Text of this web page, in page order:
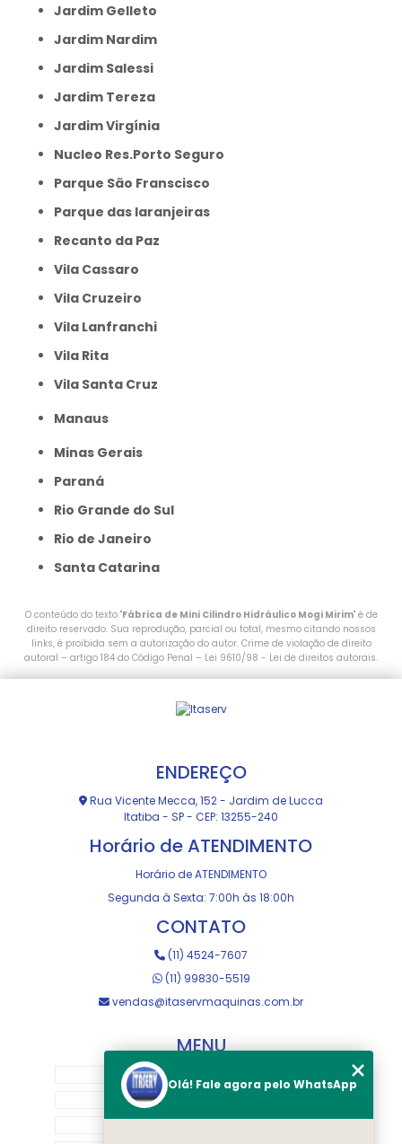
Jardim Gelleto
Jardim Nardim
Jardim Salessi
Jardim Tereza
Jardim Virgínia
Nucleo Res.Porto Seguro
Parque São Franscisco
Parque das laranjeiras
Recanto da Paz
Vila Cassaro
Vila Cruzeiro
Vila Lanfranchi
Vila Rita
Vila Santa Cruz
Manaus
Minas Gerais
Paraná
Rio Grande do Sul
Rio de Janeiro
Santa Catarina
O conteúdo do texto "Fábrica de Mini Cilindro Hidráulico Mogi Mirim" é de
direito reservado. Sua reprodução, parcial ou total, mesmo citando nossos
links, é proibida sem a autorização do autor. Crime de violação de direito
autoral – artigo 184 do Código Penal – Lei 9610/98 - Lei de direitos autorais.
ENDEREÇO
Rua Vicente Mecca, 152 - Jardim de Lucca
Itatiba - SP - CEP: 13255-240
Horário de ATENDIMENTO
Horário de ATENDIMENTO
Segunda à Sexta: 7:00h às 18:00h
CONTATO
(11) 4524-7607
(11) 99830-5519
vendas@itaservmaquinas.com.br
MENU
MANUTENÇÃO E USINAGEM
Olá! Fale agora pelo WhatsApp